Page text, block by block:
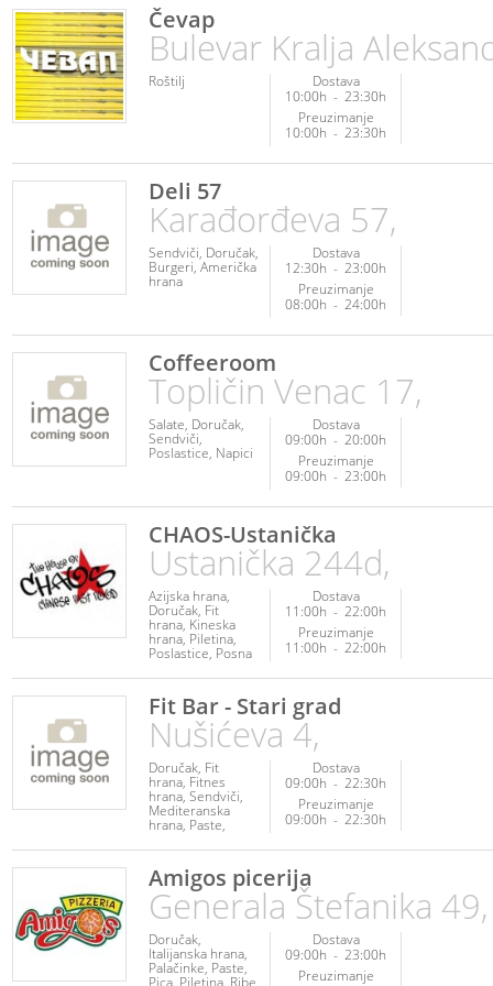
Srpska hrana
Poslastice
Palačinke
Čevap
Bulevar Kralja
Roštilj
Dostava
10:00h - 23:30h
Preuzimanje
10:00h - 23:30h
Deli 57
Karađorđeva 57,
Sendviči Doručak
Burgeri Američka
hrana
Dostava
12:30h - 23:00h
Preuzimanje
08:00h - 24:00h
Coffeeroom
Topličin Venac 17,
Salate Doručak
Sendviči
Poslastice Napici
Dostava
09:00h - 20:00h
Preuzimanje
09:00h - 23:00h
CHAOS-Ustanička
Ustanička 244d,
Azijska hrana
Doručak Fit
hrana Kineska
hrana Piletina
Poslastice Posna
plodovi mora
Veganska hrana
Vegetarijanska
hrana
Dostava
11:00h - 22:00h
Preuzimanje
11:00h - 22:00h
Fit Bar - Stari grad
Nušićeva 4,
Doručak Fit
hrana Fitnes
hrana Sendviči
Mediteranska
hrana Paste
hrana Ribe i
plodovi mora
Veganska hrana
Vegetarijanska
hrana Napici
Dostava
09:00h - 22:30h
Preuzimanje
09:00h - 22:30h
Amigos picerija
Generala Štefanika 49,
Doručak
Italijanska hrana
Palačinke Paste
Pica Piletina Ribe
Dostava
09:00h - 23:00h
Preuzimanje